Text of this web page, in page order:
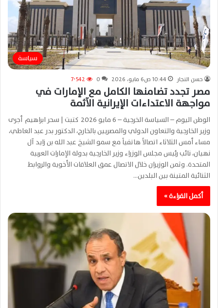
سياسة
حسن النجار 10:44 ص6 مايو، 2026 0 7٬542
مصر تجدد تضامنها الكامل مع الإمارات في
مواجهة الاعتداءات الإيرانية الآثمة
الوطن اليوم – السياسة الخرجية – 6 مايو 2026 كتبت | سحر ابراهيم أجرى
وزير الخارجية والتعاون الدولي والمصريين بالخارج، الدكتور بدر عبد العاطي،
مساء أمس الثلاثاء اتصالاً هاتفياً مع سمو الشيخ عبد الله بن زايد آل
نهيان، نائب رئيس مجلس الوزراء وزير الخارجية بدولة الإمارات العربية
المتحدة. وثمن الوزيران خلال الاتصال عمق العلاقات الأخوية والروابط
الثنائية المتينة بين البلدين…
أكمل القراءة »